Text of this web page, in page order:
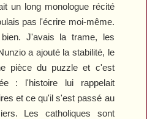
un long monologue récité
pas l'écrire moi-même.
J'avais la trame, les
a ajouté la stabilité, le
pièce du puzzle et c'est
e : l'histoire lui rappelait
et ce qu'il s'est passé au
Les catholiques sont